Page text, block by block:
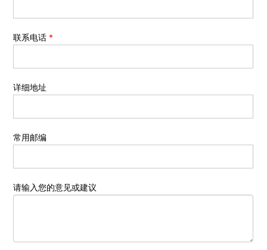
联系电话 *
详细地址
常用邮编
请输入您的意见或建议